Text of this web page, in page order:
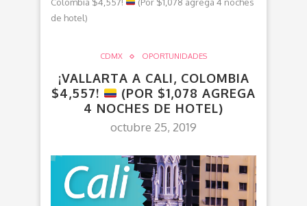
de hotel)
CDMX OPORTUNIDADES
¡VALLARTA A CALI, COLOMBIA
$4,557!
(POR $1,078 AGREGA
4 NOCHES DE HOTEL)
octubre 25, 2019